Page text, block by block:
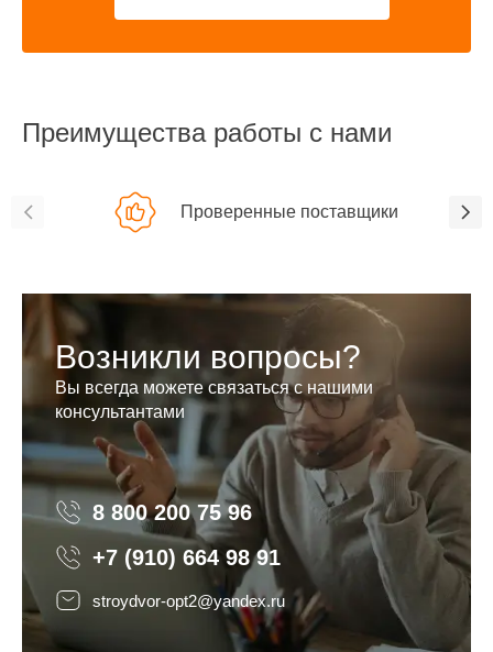
Преимущества работы с нами
Проверенные поставщики
Возникли вопросы?
Вы всегда можете связаться с нашими
консультантами
8 800 200 75 96 8 800 200 75 96
+7 (910) 664 98 91
stroydvor-opt2@yandex.ru